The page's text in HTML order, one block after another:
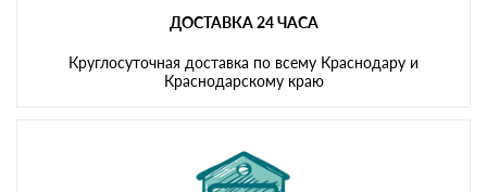
ДОСТАВКА 24 ЧАСА
Круглосуточная доставка по всему Краснодару и
Краснодарскому краю